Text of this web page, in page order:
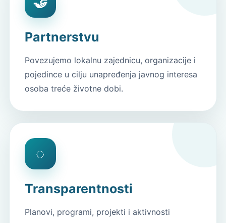
Partnerstvu
Povezujemo lokalnu zajednicu, organizacije i
pojedince u cilju unapređenja javnog interesa
osoba treće životne dobi.
◌
Transparentnosti
Planovi, programi, projekti i aktivnosti